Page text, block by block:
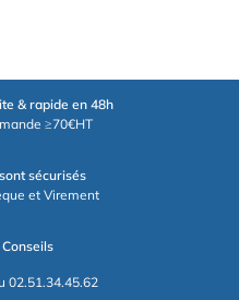
& rapide en 48h
≥70€HT
sécurisés
et Virement
02.51.34.45.62